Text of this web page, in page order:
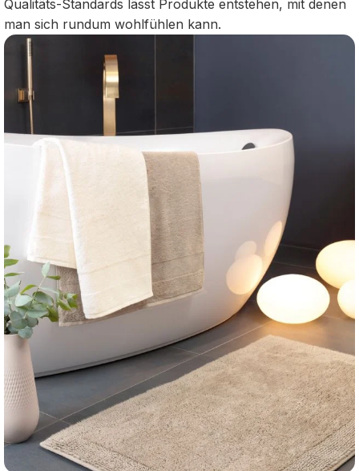
Qualitäts-Standards lässt Produkte entstehen, mit denen
man sich rundum wohlfühlen kann.